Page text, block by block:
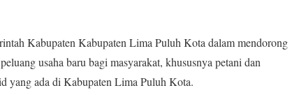
Kabupaten Kabupaten Lima Puluh Kota dalam mendorong
usaha baru bagi masyarakat, khususnya petani dan
yang ada di Kabupaten Lima Puluh Kota.